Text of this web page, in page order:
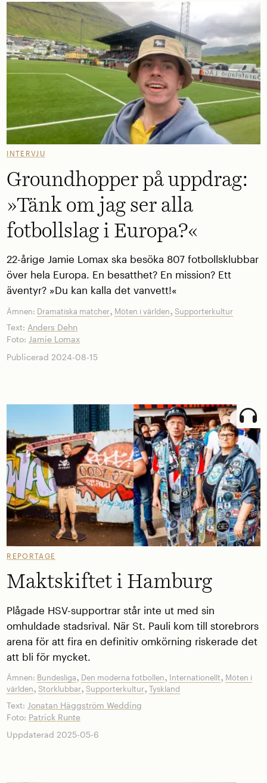
INTERVJU
Groundhopper på uppdrag:
»Tänk om jag ser alla
fotbollslag i Europa?«
22-årige Jamie Lomax ska besöka 807 fotbollsklubbar
över hela Europa. En besatthet? En mission? Ett
äventyr? »Du kan kalla det vanvett!«
Ämnen: Dramatiska matcher, Möten i världen,Supporterkultur
Text: Anders Dehn
Foto: Jamie Lomax
Publicerad 2024-08-15
REPORTAGE
Maktskiftet i Hamburg
Plågade HSV-supportrar står inte ut med sin
omhuldade stadsrival. När St. Pauli kom till storebrors
arena för att fira en definitiv omkörning riskerade det
att bli för mycket.
Ämnen: Bundesliga, Den moderna fotbollen, Internationellt, Möten i
världen,Storklubbar,Supporterkultur,Tyskland
Text: Jonatan Häggström Wedding
Foto: Patrick Runte
Uppdaterad 2025-05-6